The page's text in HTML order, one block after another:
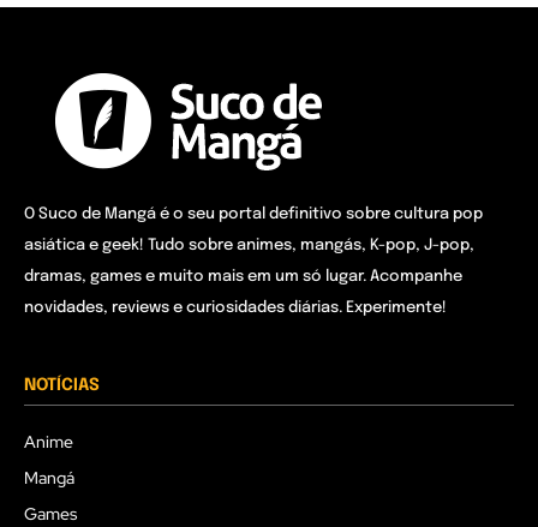
O Suco de Mangá é o seu portal definitivo sobre cultura pop
asiática e geek! Tudo sobre animes, mangás, K-pop, J-pop,
dramas, games e muito mais em um só lugar. Acompanhe
novidades, reviews e curiosidades diárias. Experimente!
NOTÍCIAS
Anime
Mangá
Games